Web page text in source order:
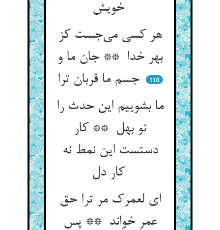
خویش
هر کسی می‌جست کز
بهر خدا ** جان ما و
جسم ما قربان ترا
110
ما بشوییم این حدث را
تو بهل ** کار
دستست این نمط نه
کار دل
ای لعمرک مر ترا حق
عمر خواند ** پس